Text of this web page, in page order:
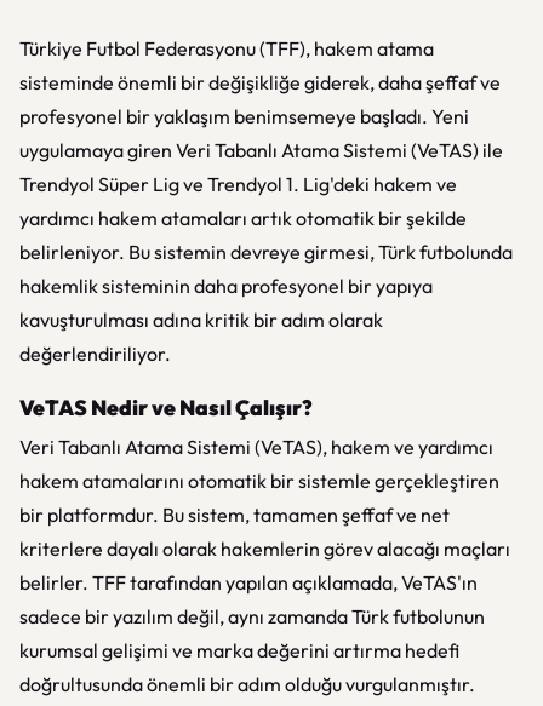
Türkiye Futbol Federasyonu (TFF), hakem atama
sisteminde önemli bir değişikliğe giderek, daha şeffaf ve
profesyonel bir yaklaşım benimsemeye başladı. Yeni
uygulamaya giren Veri Tabanlı Atama Sistemi (VeTAS) ile
Trendyol Süper Lig ve Trendyol 1. Lig'deki hakem ve
yardımcı hakem atamaları artık otomatik bir şekilde
belirleniyor. Bu sistemin devreye girmesi, Türk futbolunda
hakemlik sisteminin daha profesyonel bir yapıya
kavuşturulması adına kritik bir adım olarak
değerlendiriliyor.
VeTAS Nedir ve Nasıl Çalışır?
Veri Tabanlı Atama Sistemi (VeTAS), hakem ve yardımcı
hakem atamalarını otomatik bir sistemle gerçekleştiren
bir platformdur. Bu sistem, tamamen şeffaf ve net
kriterlere dayalı olarak hakemlerin görev alacağı maçları
belirler. TFF tarafından yapılan açıklamada, VeTAS'ın
sadece bir yazılım değil, aynı zamanda Türk futbolunun
kurumsal gelişimi ve marka değerini artırma hedefi
doğrultusunda önemli bir adım olduğu vurgulanmıştır.